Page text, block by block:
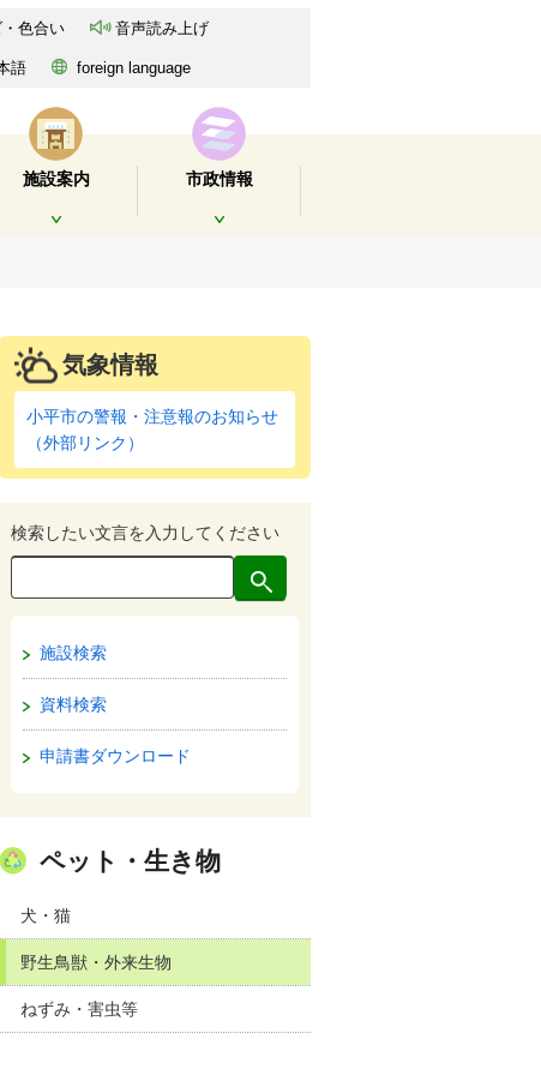
色合い 音声読み上げ
語 foreign language
施設案内 市政情報
気象情報
小平市の警報・注意報のお知らせ
（外部リンク）
検索したい文言を入力してください
施設検索
資料検索
申請書ダウンロード
ペット・生き物
犬・猫
野生鳥獣・外来生物
ねずみ・害虫等